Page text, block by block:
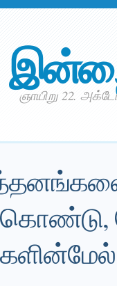
ஞாயிறு 22.